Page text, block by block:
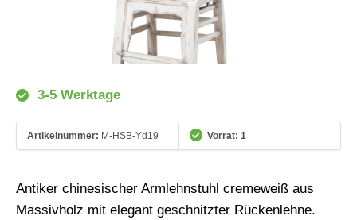
3-5 Werktage
Artikelnummer: M-HSB-Yd19 Vorrat: 1
Antiker chinesischer Armlehnstuhl cremeweiß aus
Massivholz mit elegant geschnitzter Rückenlehne.